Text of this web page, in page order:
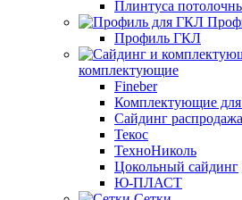
Плинтуса
Профиль ГКЛ
комплектующие
Fineber
Комплектующие для
Сайдинг распродажа
Текос
ТехноНиколь
Цокольный сайдинг
Ю-ПЛАСТ